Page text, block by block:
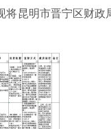
将昆明市晋宁区财政